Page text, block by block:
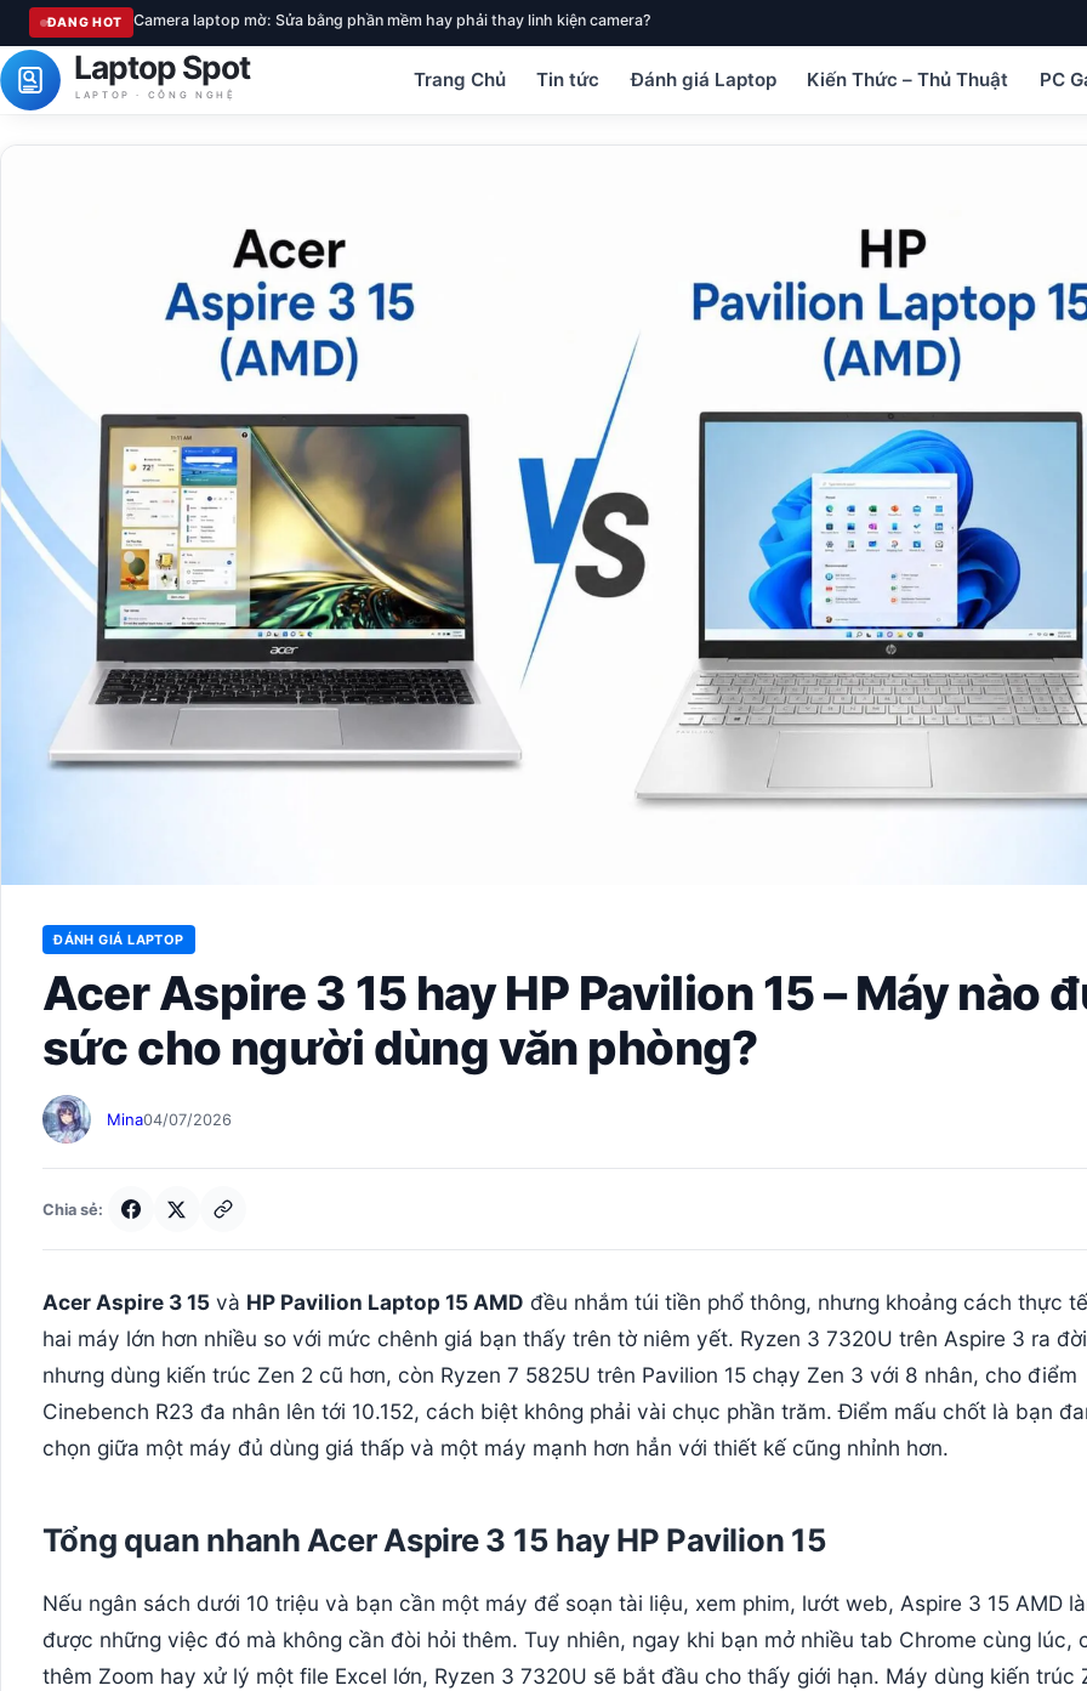
ĐANG HOT Camera laptop mờ: Sửa bằng phần mềm hay phải thay linh kiện camera?
Laptop Spot
LAPTOP · CÔNG NGHỆ
Trang Chủ Tin tức Đánh giá Laptop Kiến Thức – Thủ Thuật PC
ĐÁNH GIÁ LAPTOP
Acer Aspire 3 15 hay HP Pavilion 15 – Máy nào
sức cho người dùng văn phòng?
Mina04/07/2026
Chia sẻ:
Acer Aspire 3 15và HP Pavilion Laptop 15 AMD đều nhắm túi tiền phổ thông, nhưng khoảng cách thực
hai máy lớn hơn nhiều so với mức chênh giá bạn thấy trên tờ niêm yết. Ryzen 3 7320U trên Aspire 3 ra
nhưng dùng kiến trúc Zen 2 cũ hơn, còn Ryzen 7 5825U trên Pavilion 15 chạy Zen 3 với 8 nhân, cho điểm
Cinebench R23 đa nhân lên tới 10.152, cách biệt không phải vài chục phần trăm. Điểm mấu chốt là bạn
chọn giữa một máy đủ dùng giá thấp và một máy mạnh hơn hẳn với thiết kế cũng nhỉnh hơn.
Tổng quan nhanh Acer Aspire 3 15 hay HP Pavilion 15
Nếu ngân sách dưới 10 triệu và bạn cần một máy để soạn tài liệu, xem phim, lướt web, Aspire 3 15 AMD
được những việc đó mà không cần đòi hỏi thêm. Tuy nhiên, ngay khi bạn mở nhiều tab Chrome cùng lúc,
thêm Zoom hay xử lý một file Excel lớn, Ryzen 3 7320U sẽ bắt đầu cho thấy giới hạn. Máy dùng kiến trúc